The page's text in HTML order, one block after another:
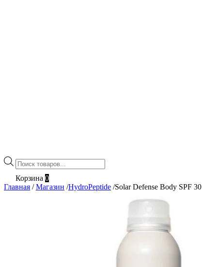
Поиск
товаров
Корзина 0
Главная / Магазин /HydroPeptide /Solar Defense Body SPF 30